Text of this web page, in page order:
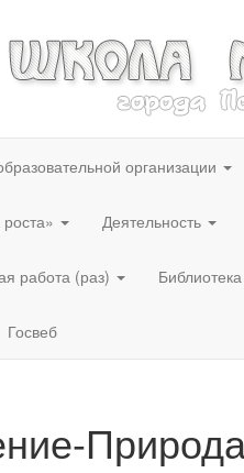
организации
Деятельность
работа (раз) Библиотека
Госвеб